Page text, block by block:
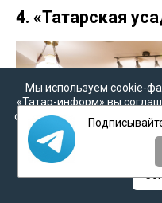
4. «Татарская
Мы используем cookie-
«Татар-информ» вы
cookie в соответствии с
наобработку
персональных данных